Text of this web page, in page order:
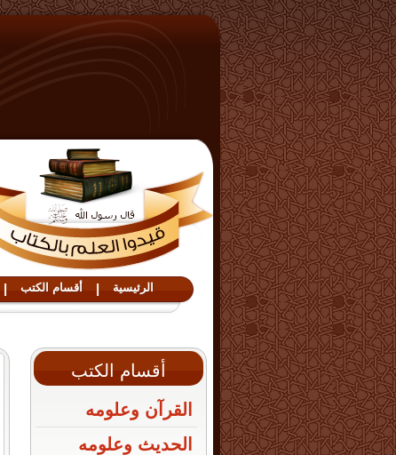
الرئيسية | أقسام الكتب |
أقسام الكتب
القرآن وعلومه
الحديث وعلومه